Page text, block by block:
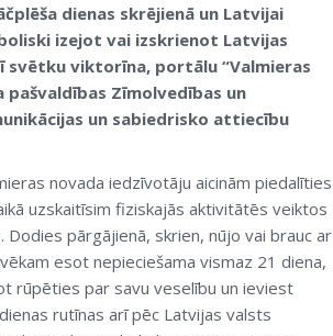
dienas skrējienā un Latvijai
izejot vai izskrienot Latvijas
svētku viktorīna, portālu “Valmieras
pašvaldības Zīmolvedības un
un sabiedrisko attiecību
novada iedzīvotāju aicinām piedalīties
uzskaitīsim fiziskajās aktivitātēs veiktos
pārgājienā, skrien, nūjo vai brauc ar
esot nepieciešama vismaz 21 diena,
rūpēties par savu veselību un ieviest
rutīnas arī pēc Latvijas valsts